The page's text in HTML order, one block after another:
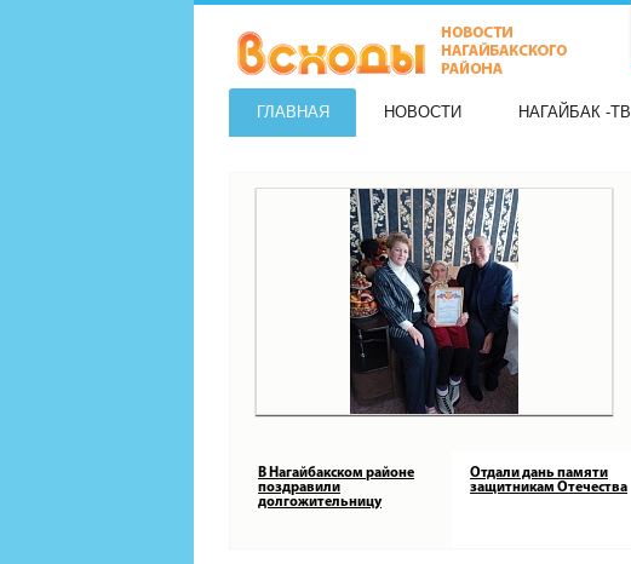
ГЛАВНАЯ НОВОСТИ НАГАЙБАК -ТВ
В Нагайбакском районе
поздравили
долгожительницу
Отдали дань памяти
защитникам Отечества